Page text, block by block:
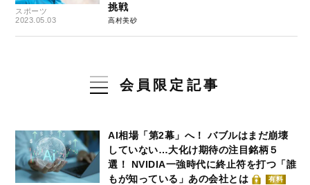
スポーツ
2023.05.03
挑戦
高村美砂
会員限定記事
AI相場「第2幕」へ！ バブルはまだ崩壊
していない…大化け期待の注目銘柄５
選！ NVIDIA一強時代に終止符を打つ「誰
もが知っている」あの会社とは
有料